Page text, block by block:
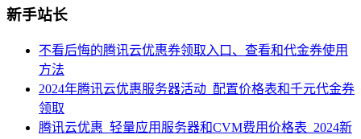
新手站长
不看后悔的腾讯云优惠券领取入口、查看和代金券使用
方法
2024年腾讯云优惠服务器活动_配置价格表和千元代金券
领取
腾讯云优惠_轻量应用服务器和CVM费用价格表_2024新